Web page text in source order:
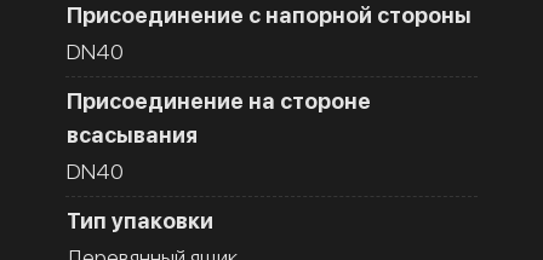
Присоединение с напорной стороны
DN40
Присоединение на стороне
всасывания
DN40
Тип упаковки